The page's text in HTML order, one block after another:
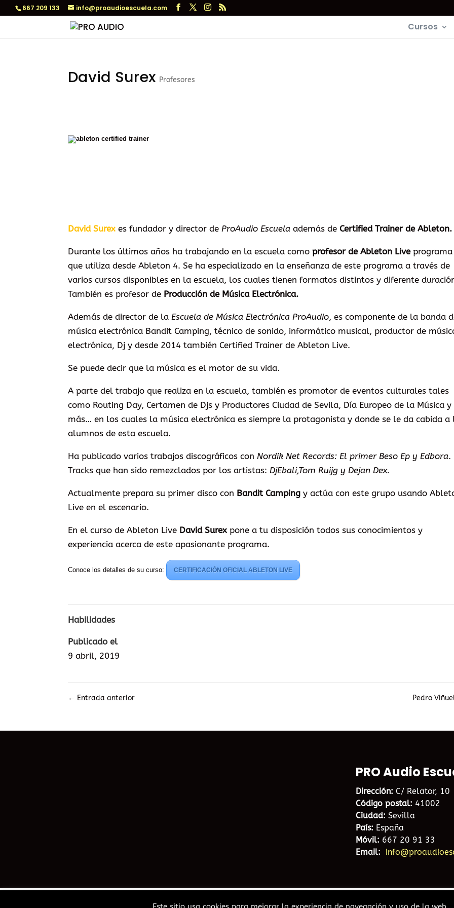
667 209 133 info@proaudioescuela.com
Cursos
David Surex Profesores
David Surexes fundador y director deProAudio Escuela además deCertified Trainer de Ableton.
Durante los últimos años ha trabajando en la escuela comoprofesor de Ableton Liveprograma
que utiliza desde Ableton 4. Se ha especializado en la enseñanza de este programa a través de
varios cursos disponibles en la escuela, los cuales tienen formatos distintos y diferente
También es profesor de Producción de Música Electrónica.
Además de director de laEscuela de Música Electrónica ProAudio, es componente de la banda
música electrónica Bandit Camping, técnico de sonido, informático musical, productor de
electrónica, Dj y desde 2014 también Certified Trainer de Ableton Live.
Se puede decir que la música es el motor de su vida.
A parte del trabajo que realiza en la escuela, también es promotor de eventos culturales tales
como Routing Day, Certamen de Djs y Productores Ciudad de Sevila, Día Europeo de la Música y
más… en los cuales la música electrónica es siempre la protagonista y donde se le da cabida a
alumnos de esta escuela.
Ha publicado varios trabajos discográficos conNordik Net Records: El primer Beso Ep y Edbora.
Tracks que han sido remezclados por los artistas:DjEbali,Tom Ruijg y Dejan Dex.
Actualmente prepara su primer disco con Bandit Camping y actúa con este grupo usando
Live en el escenario.
En el curso de Ableton Live David Surex pone a tu disposición todos sus conocimientos y
experiencia acerca de este apasionante programa.
Conoce los detalles de su curso: CERTIFICACIÓN OFICIAL ABLETON LIVE
Habilidades
Publicado el
9 abril, 2019
← Entrada anterior Pedro
PRO Audio
Dirección: C/ Relator, 10
Código postal: 41002
Ciudad: Sevilla
País: España
Móvil: 667 20 91 33
Email: